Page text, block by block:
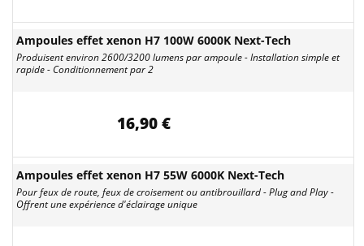
Ampoules effet xenon H7 100W 6000K Next-Tech
Produisent environ 2600/3200 lumens par ampoule - Installation simple et
rapide - Conditionnement par 2
16,90 €
Ampoules effet xenon H7 55W 6000K Next-Tech
Pour feux de route, feux de croisement ou antibrouillard - Plug and Play -
Offrent une expérience d'éclairage unique